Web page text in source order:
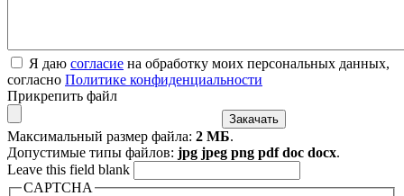
Я даю согласие на обработку моих персональных данных,
согласно Политике конфиденциальности
Прикрепить файл
Максимальный размер файла: 2 МБ.
Допустимые типы файлов: jpg jpeg png pdf doc docx.
Leave this field blank
CAPTCHA